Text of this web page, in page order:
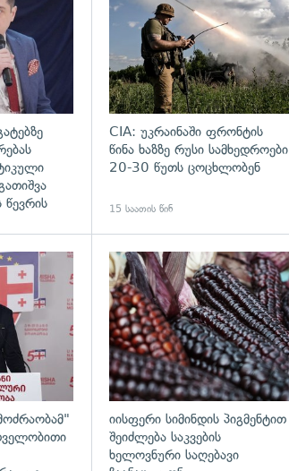
წევრის
CIA: უკრაინაში ფრონტის
წინა ხაზზე რუსი სამხედროები
20-30 წუთს ცოცხლობენ
15 საათის წინ
გადახედვა
იისფერი სიმინდის პიგმენტით
შეიძლება საკვების
ხელოვნური საღებავი